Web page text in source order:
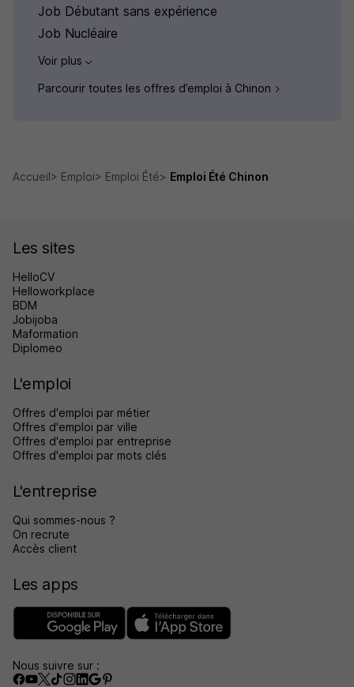
Job Débutant sans expérience
Job Nucléaire
Voir plus
Parcourir toutes les offres d’emploi à Chinon
Accueil Emploi Emploi Été Emploi Été Chinon
Les sites
HelloCV
Helloworkplace
BDM
Jobijoba
Maformation
Diplomeo
L'emploi
Offres d'emploi par métier
Offres d'emploi par ville
Offres d'emploi par entreprise
Offres d'emploi par mots clés
L'entreprise
Qui sommes-nous ?
On recrute
Accès client
Les apps
Nous suivre sur :